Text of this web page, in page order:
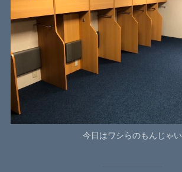
今日はワシらのもんじゃい